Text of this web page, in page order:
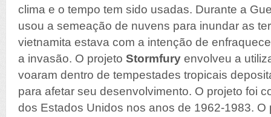
clima e o tempo tem sido usadas. Durante a
usou a semeação de nuvens para inundar as
vietnamita estava com a intenção de
a invasão. O projeto Stormfury envolveu a
voaram dentro de tempestades tropicais
para afetar seu desenvolvimento. O projeto foi
dos Estados Unidos nos anos de 1962-1983.